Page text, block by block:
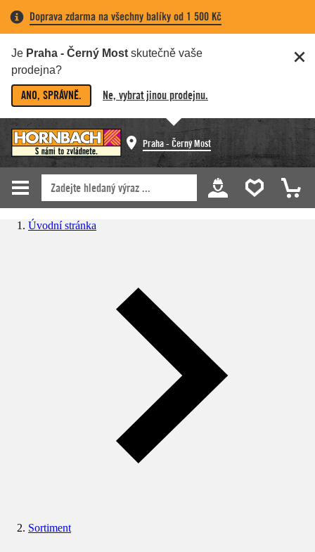
Doprava zdarma na všechny balíky od 1 500 Kč
Je Praha - Černý Most skutečně vaše
prodejna?
ANO, SPRÁVNĚ. Ne, vybrat jinou prodejnu.
Praha - Černý Most
Úvodní stránka
Sortiment